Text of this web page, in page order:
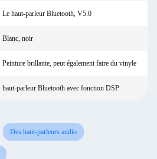
Le haut-parleur Bluetooth, V5.0
Blanc, noir
Peinture brillante, peut également faire du vinyle
haut-parleur Bluetooth avec fonction DSP
Des haut-parleurs audio